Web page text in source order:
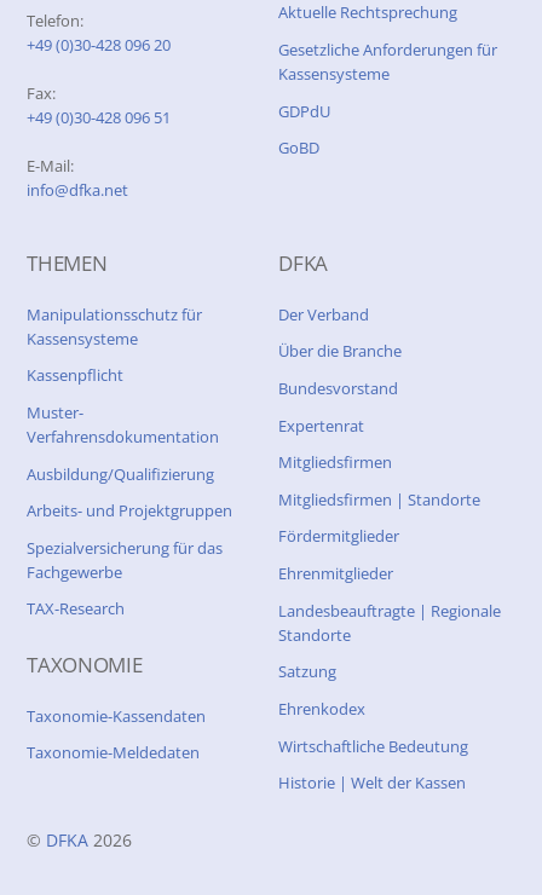
Telefon:
+49 (0)30-428 096 20
Fax:
+49 (0)30-428 096 51
E-Mail:
info@dfka.net
Aktuelle Rechtsprechung
Gesetzliche Anforderungen für
Kassensysteme
GDPdU
GoBD
THEMEN
Manipulationsschutz für
Kassensysteme
Kassenpflicht
Muster-
Verfahrensdokumentation
Ausbildung/Qualifizierung
Arbeits- und Projektgruppen
Spezialversicherung für das
Fachgewerbe
TAX-Research
TAXONOMIE
Taxonomie-Kassendaten
Taxonomie-Meldedaten
DFKA
Der Verband
Über die Branche
Bundesvorstand
Expertenrat
Mitgliedsfirmen
Mitgliedsfirmen | Standorte
Fördermitglieder
Ehrenmitglieder
Landesbeauftragte | Regionale
Standorte
Satzung
Ehrenkodex
Wirtschaftliche Bedeutung
Historie | Welt der Kassen
© DFKA 2026